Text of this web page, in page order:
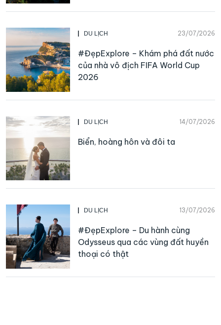
DU LỊCH 23/07/2026
#ĐẹpExplore – Khám phá đất nước
của nhà vô địch FIFA World Cup
2026
DU LỊCH 14/07/2026
Biển, hoàng hôn và đôi ta
DU LỊCH 13/07/2026
#ĐẹpExplore – Du hành cùng
Odysseus qua các vùng đất huyền
thoại có thật